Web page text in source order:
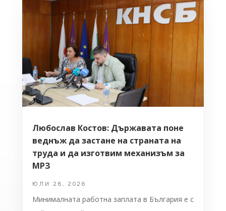
Любослав Костов: Държавата поне
веднъж да застане на страната на
труда и да изготвим механизъм за
МРЗ
ЮЛИ 28, 2026
Минималната работна заплата в България е с